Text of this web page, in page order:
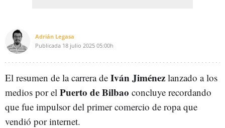
Adrián Legasa
Publicada 18 julio 2025 05:00h
El resumen de la carrera de Iván Jiménez lanzado a los
medios por el Puerto de Bilbao concluye recordando
que fue impulsor del primer comercio de ropa que
vendió por internet.